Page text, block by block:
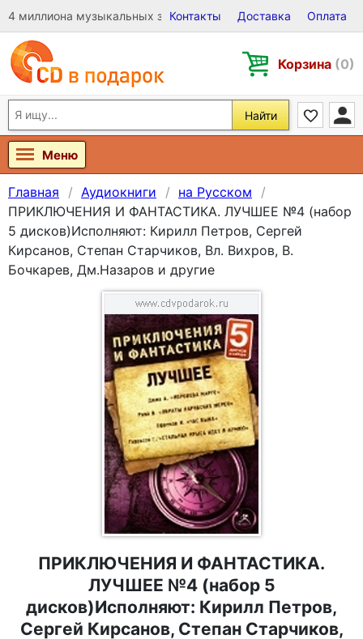
4 миллиона музыкальных записей на Виниле, CD и DVD
Контакты Доставка Оплата
Корзина (0)
Найти
Меню
Главная Аудиокниги
на Русском
ПРИКЛЮЧЕНИЯ И ФАНТАСТИКА. ЛУЧШЕЕ №4 (набор
5 дисков)Исполняют: Кирилл Петров, Сергей
Кирсанов, Степан Старчиков, Вл. Вихров, В.
Бочкарев, Дм.Назаров и другие
ПРИКЛЮЧЕНИЯ И ФАНТАСТИКА.
ЛУЧШЕЕ №4 (набор 5
дисков)Исполняют: Кирилл Петров,
Сергей Кирсанов, Степан Старчиков,